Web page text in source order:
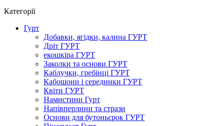
Категорії
Гурт
Добавки, ягідки, калина ГУРТ
Дріт ГУРТ
екошкіра ГУРТ
Заколки та основи ГУРТ
Каблучки, гребінці ГУРТ
Кабошони і серединки ГУРТ
Квіти ГУРТ
Намистини Гурт
Напівперлини та стрази
Основи для бутоньєрок ГУРТ